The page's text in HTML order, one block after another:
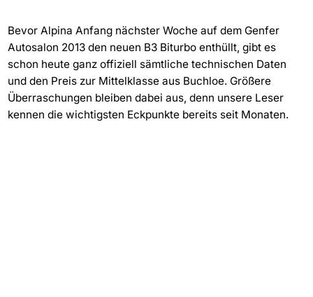
Bevor Alpina Anfang nächster Woche auf dem Genfer
Autosalon 2013 den neuen B3 Biturbo enthüllt, gibt es
schon heute ganz offiziell sämtliche technischen Daten
und den Preis zur Mittelklasse aus Buchloe. Größere
Überraschungen bleiben dabei aus, denn unsere Leser
kennen die wichtigsten Eckpunkte bereits seit Monaten.